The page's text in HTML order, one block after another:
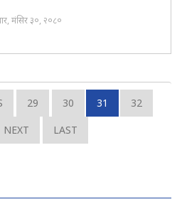
मंसिर ३०, २०८०
29 30 31
32
NEXT LAST